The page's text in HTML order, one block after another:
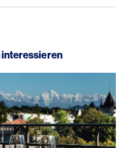
interessieren